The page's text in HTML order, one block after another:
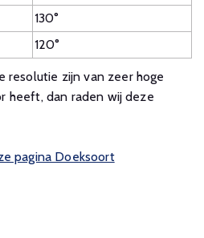
130°
120°
zijn van zeer hoge
heeft, dan raden wij deze
pagina Doeksoort